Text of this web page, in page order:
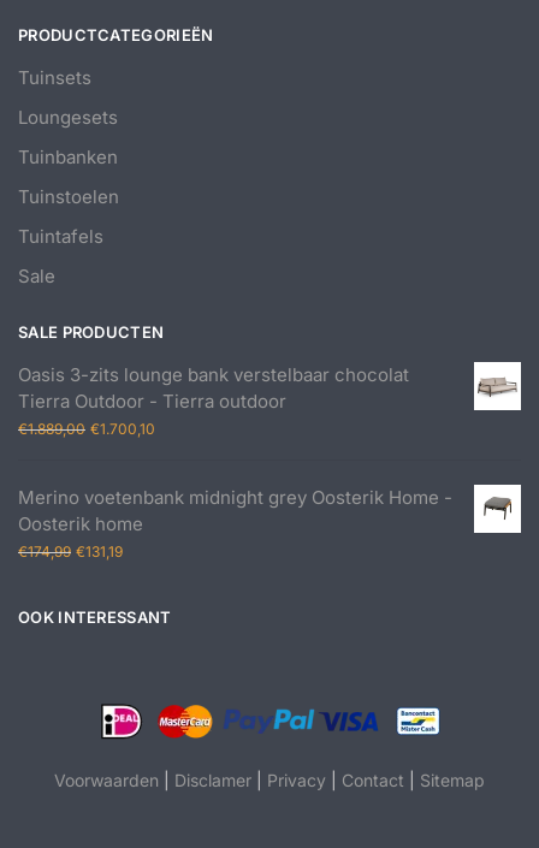
PRODUCTCATEGORIEËN
Tuinsets
Loungesets
Tuinbanken
Tuinstoelen
Tuintafels
Sale
SALE PRODUCTEN
Oasis 3-zits lounge bank verstelbaar chocolat
Tierra Outdoor - Tierra outdoor
€1.889,00 Oorspronkelijke
€1.889,00.
€1.700,10
€1.700,10.
Merino voetenbank midnight grey Oosterik Home -
Oosterik home
€174,99 Oorspronkelijke
€174,99.
€131,19Huidige
€131,19.
OOK INTERESSANT
Voorwaarden Disclamer Privacy Contact Sitemap